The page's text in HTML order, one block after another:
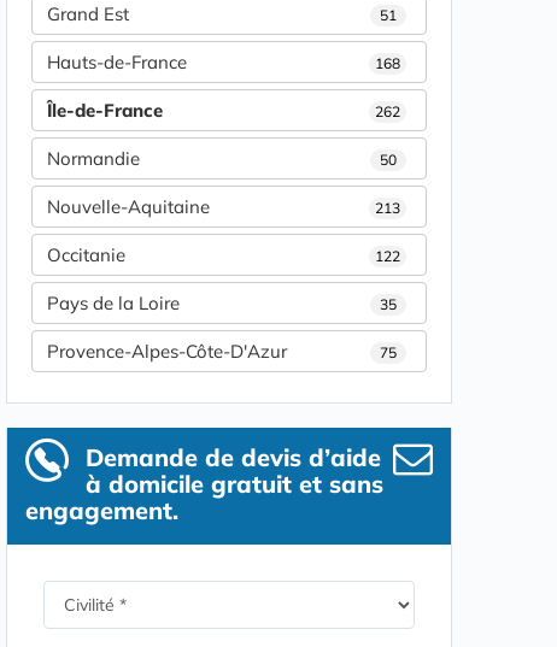
Grand Est 51
Hauts-de-France 168
Île-de-France 262
Normandie 50
Nouvelle-Aquitaine 213
Occitanie 122
Pays de la Loire 35
Provence-Alpes-Côte-D'Azur 75
Demande de devis d’aide
à domicile gratuit et sans
engagement.